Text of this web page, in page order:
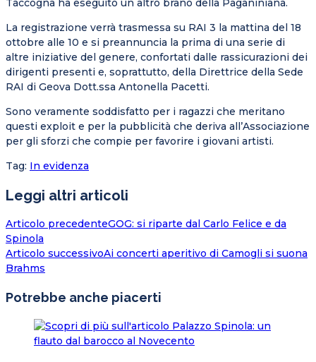
Taccogna ha eseguito un altro brano della Paganiniana.
La registrazione verrà trasmessa su RAI 3 la mattina del 18
ottobre alle 10 e si preannuncia la prima di una serie di
altre iniziative del genere, confortati dalle rassicurazioni dei
dirigenti presenti e, soprattutto, della Direttrice della Sede
RAI di Geova Dott.ssa Antonella Pacetti.
Sono veramente soddisfatto per i ragazzi che meritano
questi exploit e per la pubblicità che deriva all’Associazione
per gli sforzi che compie per favorire i giovani artisti.
Tag: In evidenza
Leggi altri articoli
Articolo precedenteGOG: si riparte dal Carlo Felice e da
Spinola
Articolo successivoAi concerti aperitivo di Camogli si suona
Brahms
Potrebbe anche piacerti